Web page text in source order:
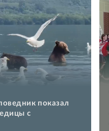
показал
с